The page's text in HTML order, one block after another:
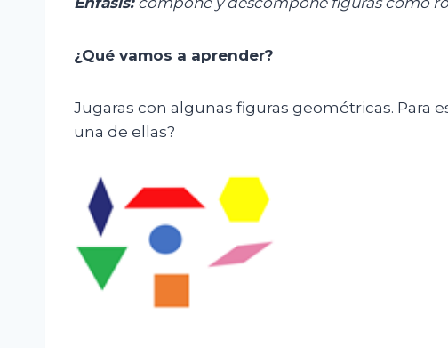
¿Qué vamos a aprender?
Jugaras con algunas figuras geométricas. Para
una de ellas?